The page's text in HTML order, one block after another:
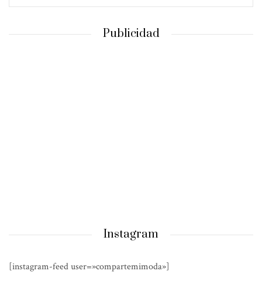
Publicidad
Instagram
[instagram-feed user=»compartemimoda»]